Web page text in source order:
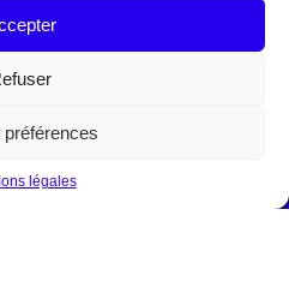
préférences
légales
d'archives